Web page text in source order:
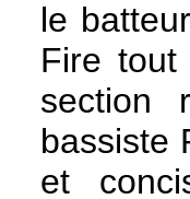
le
Fire tout
section
bassiste
et